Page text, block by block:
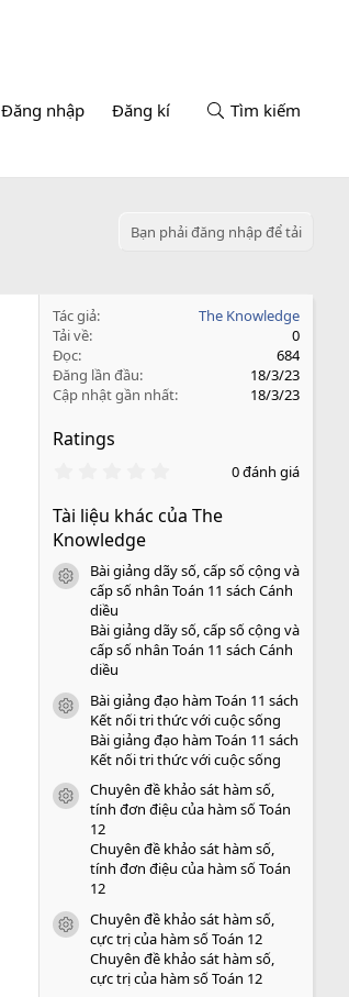
Đăng nhập Đăng kí Tìm kiếm
Bạn phải đăng nhập để tải
Tác giả
The Knowledge
Tải về
0
Đọc
684
Đăng lần đầu
18/3/23
Cập nhật gần nhất
18/3/23
Ratings
0
0
o
0 đánh giá
Tài liệu khác của The
Knowledge
icon tài liệu
Bài giảng dãy số, cấp số cộng và
cấp số nhân Toán 11 sách Cánh
diều
Bài giảng dãy số, cấp số cộng và
cấp số nhân Toán 11 sách Cánh
diều
icon tài liệu
Bài giảng đạo hàm Toán 11 sách
Kết nối tri thức với cuộc sống
Bài giảng đạo hàm Toán 11 sách
Kết nối tri thức với cuộc sống
icon tài liệu
Chuyên đề khảo sát hàm số,
tính đơn điệu của hàm số Toán
12
Chuyên đề khảo sát hàm số,
tính đơn điệu của hàm số Toán
12
icon tài liệu
Chuyên đề khảo sát hàm số,
cực trị của hàm số Toán 12
Chuyên đề khảo sát hàm số,
cực trị của hàm số Toán 12